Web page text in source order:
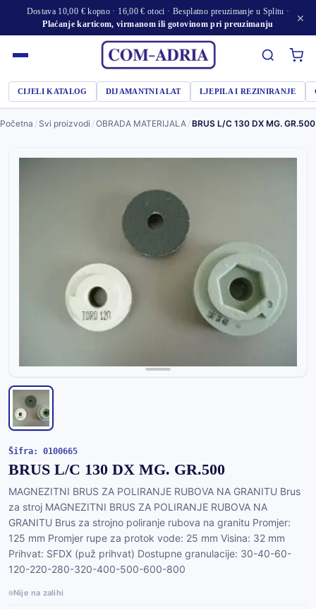
Dostava 10,00 € kopno · 16,00 € otoci · Besplatno preuzimanje u Splitu ·
Plaćanje karticom, virmanom ili gotovinom pri preuzimanju
×
CIJELI KATALOG DIJAMANTNI ALAT LJEPILA I REZINIRANJE
Početna / Svi proizvodi /OBRADA MATERIJALA /BRUS L/C 130 DX MG. GR.500
Šifra: 0100665
BRUS L/C 130 DX MG. GR.500
MAGNEZITNI BRUS ZA POLIRANJE RUBOVA NA GRANITU Brus
za stroj MAGNEZITNI BRUS ZA POLIRANJE RUBOVA NA
GRANITU Brus za strojno poliranje rubova na granitu Promjer:
125 mm Promjer rupe za protok vode: 25 mm Visina: 32 mm
Prihvat: SFDX (puž prihvat) Dostupne granulacije: 30-40-60-
120-220-280-320-400-500-600-800
Nije na zalihi